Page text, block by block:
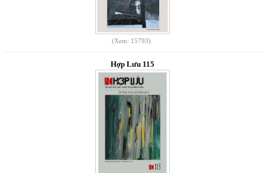
(Xem: 15793)
Hợp Lưu 115